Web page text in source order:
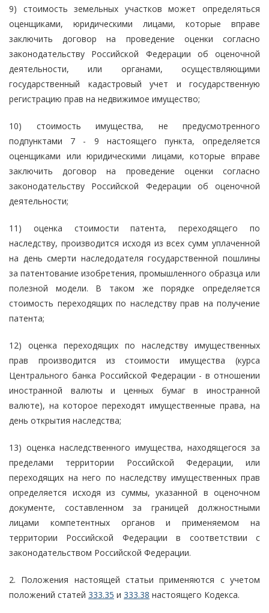
9) стоимость земельных участков может определяться
оценщиками, юридическими лицами, которые вправе
заключить договор на проведение оценки согласно
законодательству Российской Федерации об оценочной
деятельности, или органами, осуществляющими
государственный кадастровый учет и государственную
регистрацию прав на недвижимое имущество;
10) стоимость имущества, не предусмотренного
подпунктами 7 - 9 настоящего пункта, определяется
оценщиками или юридическими лицами, которые вправе
заключить договор на проведение оценки согласно
законодательству Российской Федерации об оценочной
деятельности;
11) оценка стоимости патента, переходящего по
наследству, производится исходя из всех сумм уплаченной
на день смерти наследодателя государственной пошлины
за патентование изобретения, промышленного образца или
полезной модели. В таком же порядке определяется
стоимость переходящих по наследству прав на получение
патента;
12) оценка переходящих по наследству имущественных
прав производится из стоимости имущества (курса
Центрального банка Российской Федерации - в отношении
иностранной валюты и ценных бумаг в иностранной
валюте), на которое переходят имущественные права, на
день открытия наследства;
13) оценка наследственного имущества, находящегося за
пределами территории Российской Федерации, или
переходящих на него по наследству имущественных прав
определяется исходя из суммы, указанной в оценочном
документе, составленном за границей должностными
лицами компетентных органов и применяемом на
территории Российской Федерации в соответствии с
законодательством Российской Федерации.
2. Положения настоящей статьи применяются с учетом
положений статей 333.35 и 333.38 настоящего Кодекса.